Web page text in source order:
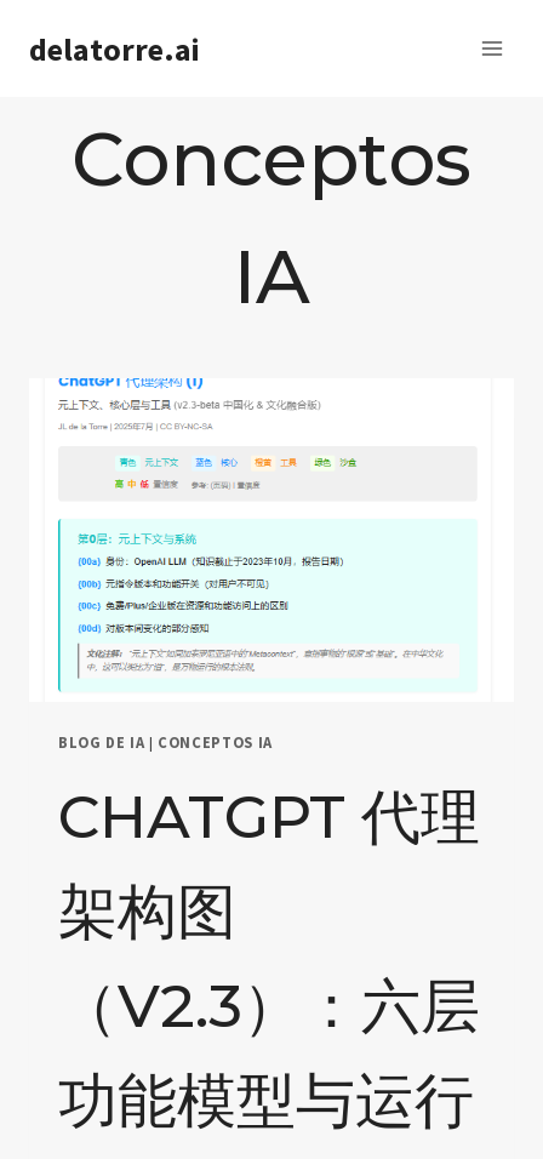
delatorre.ai
Conceptos
IA
BLOG DE IA | CONCEPTOS IA
CHATGPT 代理
架构图
（V2.3）：六层
功能模型与运行